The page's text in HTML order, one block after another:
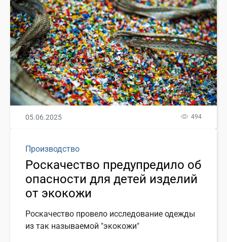
05.06.2025 494
Производство
Роскачество предупредило об
опасности для детей изделий
от экокожи
Роскачество провело исследование одежды
из так называемой "экокожи"